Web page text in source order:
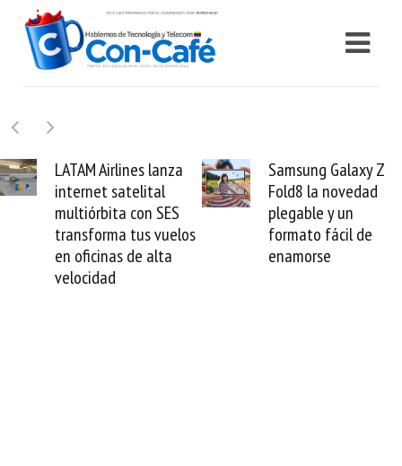
Samsung Galaxy Z
Fold8 la novedad
plegable y un
formato fácil de
enamorse
Cashea levanta 100
millones de dólares y
valida el crédito del
venezolano ante el
mundo